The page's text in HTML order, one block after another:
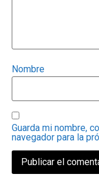
Nombre
Guarda mi nombre,
navegador para la